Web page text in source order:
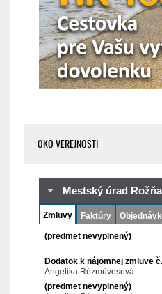
OKO VEREJNOSTI